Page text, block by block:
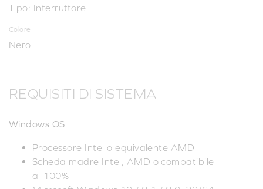
Tipo: Interruttore
Colore
Nero
REQUISITI DI SISTEMA
Windows OS
Processore Intel o equivalente AMD
Scheda madre Intel, AMD o compatibile
al 100%